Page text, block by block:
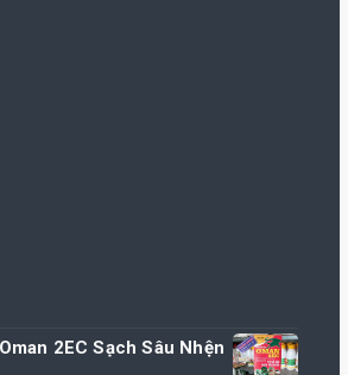
2EC Sạch Sâu Nhện